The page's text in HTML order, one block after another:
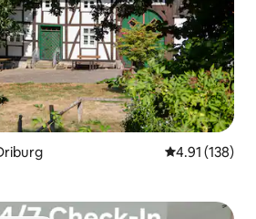
Calificación
4.91 (138)